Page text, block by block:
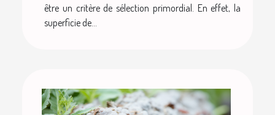
être un critère de sélection primordial. En effet, la
superficie de...